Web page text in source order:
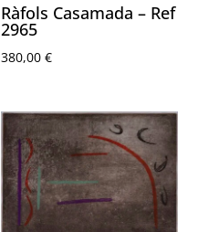
Ràfols Casamada – Ref
2965
380,00€